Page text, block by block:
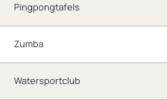
Pingpongtafels
Zumba
Watersportclub